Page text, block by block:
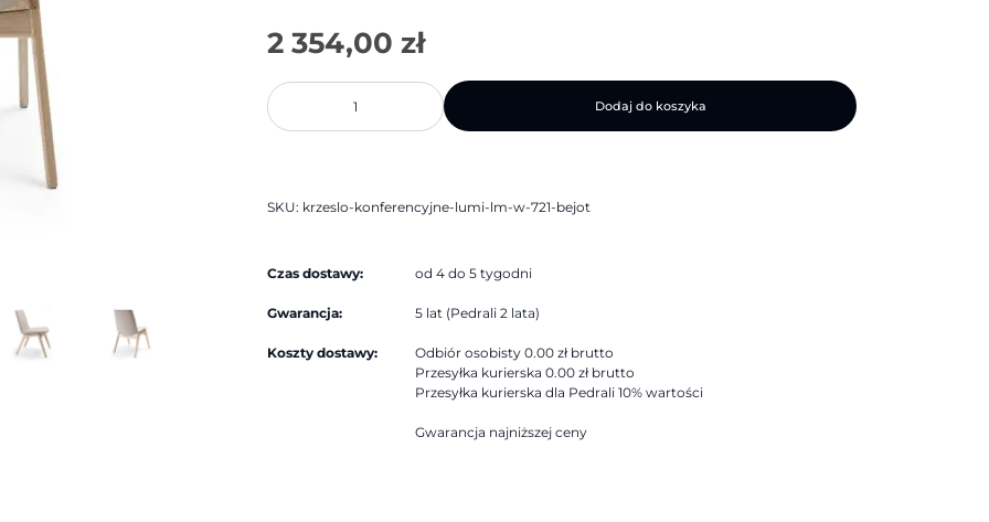
2 354,00 zł
ilość
Krzesło
konferencyjne
|
Dodaj do koszyka
SKU: krzeslo-konferencyjne-lumi-lm-w-721-bejot
Czas dostawy: od 4 do 5 tygodni
Gwarancja: 5 lat (Pedrali 2 lata)
Koszty dostawy:
Odbiór osobisty 0.00 zł brutto
Przesyłka kurierska 0.00 zł brutto
Przesyłka kurierska dla Pedrali 10% wartości
Gwarancja najniższej ceny